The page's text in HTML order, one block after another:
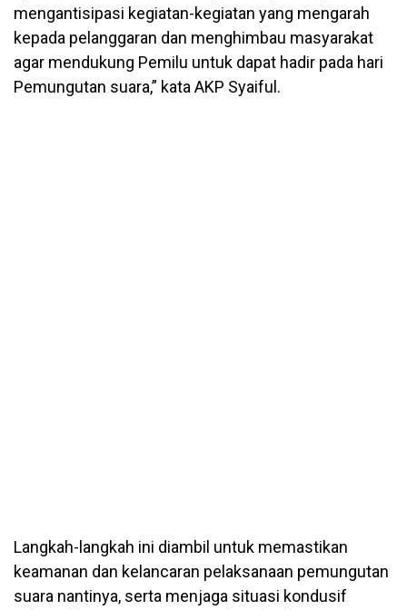
mengantisipasi kegiatan-kegiatan yang mengarah
kepada pelanggaran dan menghimbau masyarakat
agar mendukung Pemilu untuk dapat hadir pada hari
Pemungutan suara,” kata AKP Syaiful.
Langkah-langkah ini diambil untuk memastikan
keamanan dan kelancaran pelaksanaan pemungutan
suara nantinya, serta menjaga situasi kondusif